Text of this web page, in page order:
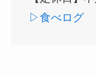
▷食べログ